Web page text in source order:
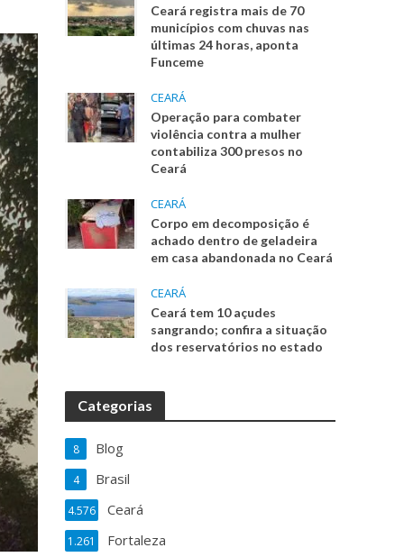
Ceará registra mais de 70
municípios com chuvas nas
últimas 24 horas, aponta
Funceme
CEARÁ
Operação para combater
violência contra a mulher
contabiliza 300 presos no
Ceará
CEARÁ
Corpo em decomposição é
achado dentro de geladeira
em casa abandonada no Ceará
CEARÁ
Ceará tem 10 açudes
sangrando; confira a situação
dos reservatórios no estado
Categorias
Blog
8
Brasil
4
Ceará
4.576
Fortaleza
1.261